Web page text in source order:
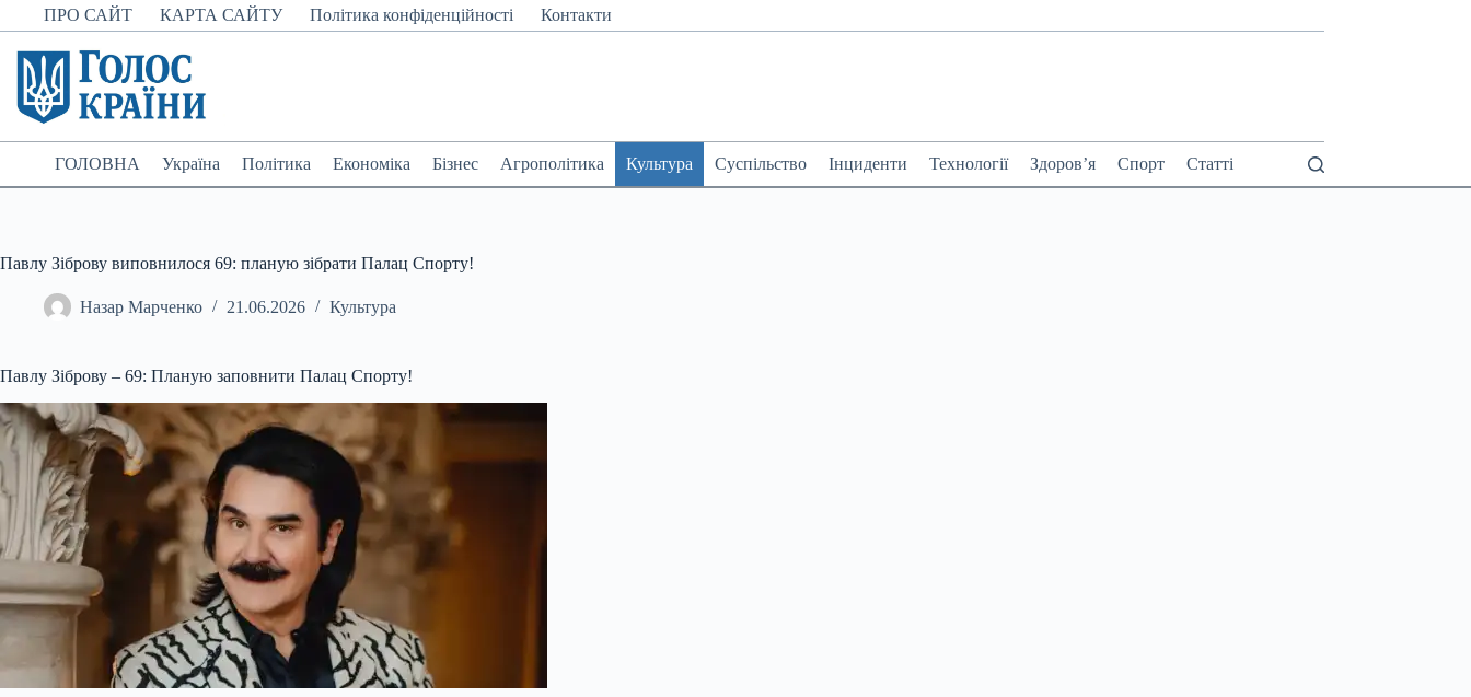
Перейти
до
вмісту
ПРО САЙТ КАРТА САЙТУ Політика конфіденційності Контакти
ГОЛОВНА Україна Політика Економіка Бізнес Агрополітика Культура Суспільство Інциденти Технології Здоров’я Спорт Статті
Павлу Зіброву виповнилося 69: планую зібрати Палац Спорту!
Назар Марченко 21.06.2026 Культура
Павлу Зіброву – 69: Планую заповнити Палац Спорту!